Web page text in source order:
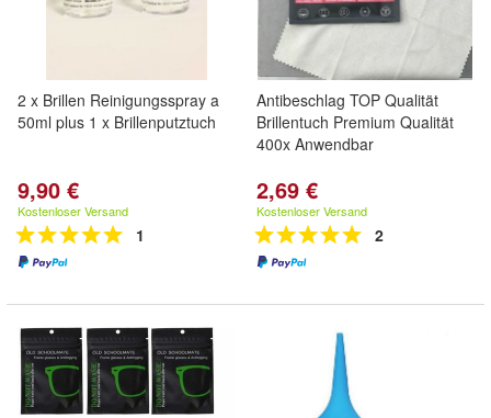
2 x Brillen Reinigungsspray a
50ml plus 1 x Brillenputztuch
9,90 €
Kostenloser Versand
1
Antibeschlag TOP Qualität
Brillentuch Premium Qualität
400x Anwendbar
2,69 €
Kostenloser Versand
2